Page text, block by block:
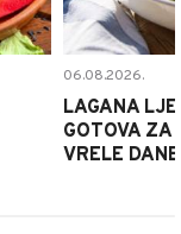
06.08.2026.
LAGANA
GOTOVA ZA
VRELE DANE